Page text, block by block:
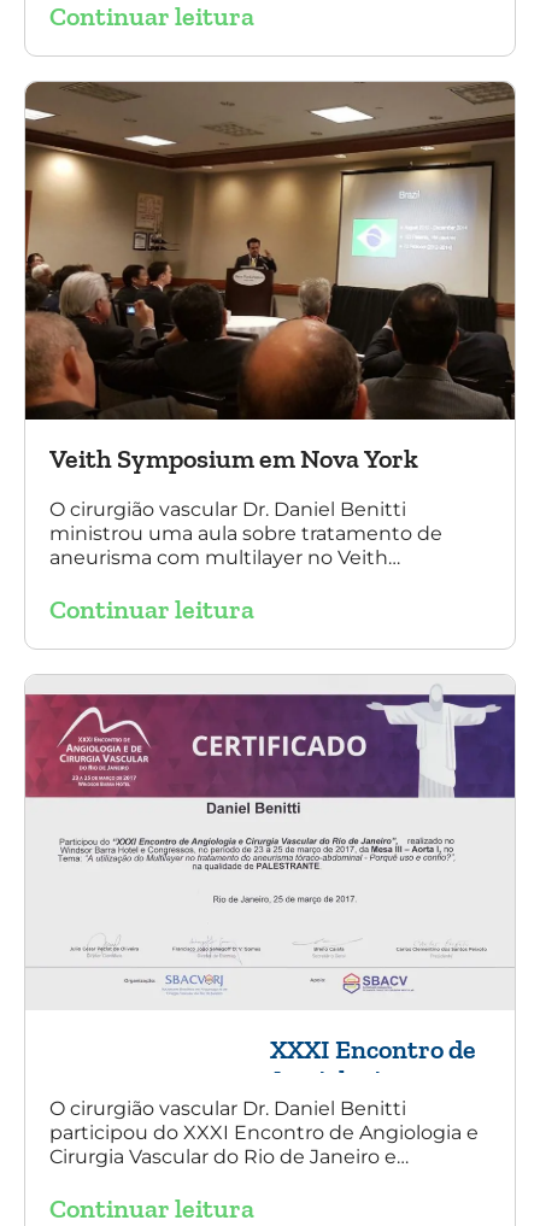
sobre a experiência brasileira no tratamento
multilayer. Mais de 200 pacientes operados
sem nenhum caso de paraplegia!
Continuar leitura
Veith Symposium em Nova York
O cirurgião vascular Dr. Daniel Benitti
ministrou uma aula sobre tratamento de
aneurisma com multilayer no Veith
Continuar leitura
XXXI Encontro de
Angiologia e
Cirurgia Vascular
do Rio de Janeiro
O cirurgião vascular Dr. Daniel Benitti
participou do XXXI Encontro de Angiologia e
Cirurgia Vascular do Rio de Janeiro e
multilayer no tratamento de aneurisma
Continuar leitura